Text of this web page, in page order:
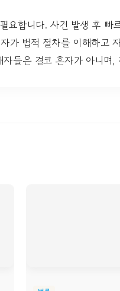
요합니다. 사건 발생 후 빠
가 법적 절차를 이해하고
들은 결코 혼자가 아니며